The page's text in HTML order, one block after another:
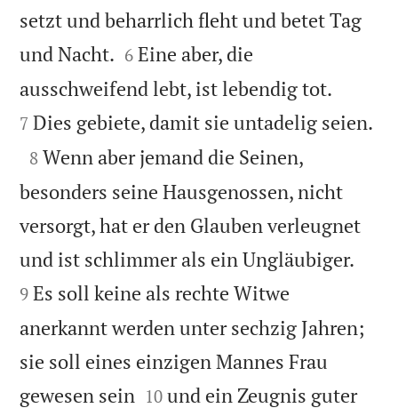
setzt und beharrlich fleht und betet Tag
und Nacht. 

6 Eine aber, die
ausschweifend lebt, ist lebendig tot.
7 Dies gebiete, damit sie untadelig seien.

8 Wenn aber jemand die Seinen,
besonders seine Hausgenossen, nicht
versorgt, hat er den Glauben verleugnet
und ist schlimmer als ein Ungläubiger.
9 Es soll keine als rechte Witwe
anerkannt werden unter sechzig Jahren;
sie soll eines einzigen Mannes Frau
gewesen sein 

10 und ein Zeugnis guter